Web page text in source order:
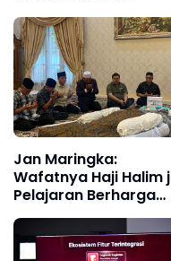
Jan Maringka:
Wafatnya Haji Halim
Pelajaran Berharga
untuk Proses
Penegakan Hukum di
Indonesia